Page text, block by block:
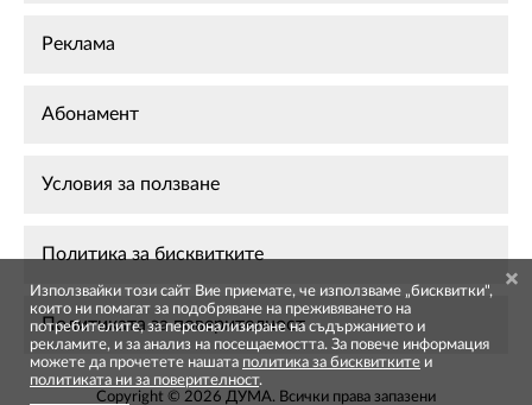
Реклама
Абонамент
Условия за ползване
Политика за бисквитките
Политиката за поверителност
Copyright © 2026 ДУМА. Всички права запазени
Използвайки този сайт Вие приемате, че използваме „бисквитки",
които ни помагат за подобряване на преживяването на
потребителите, за персонализиране на съдържанието и
рекламите, и за анализ на посещаемостта. За повече информация
можете да прочетете нашата политика за бисквитките и
политиката ни за поверителност.